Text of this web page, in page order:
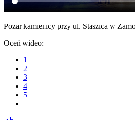
Pożar kamienicy przy ul. Staszica w
Oceń wideo:
1
2
3
4
5